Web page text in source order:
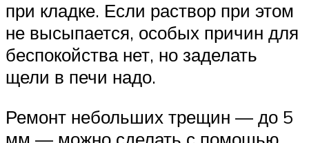
при кладке. Если раствор при этом
не высыпается, особых причин для
беспокойства нет, но заделать
щели в печи надо.
Ремонт небольших трещин — до 5
мм — можно сделать с помощью